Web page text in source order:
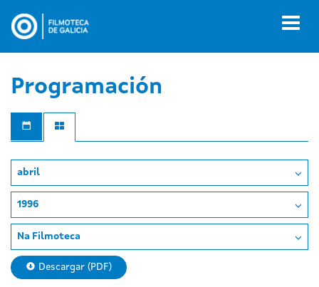
contido
Programación
abril
1996
Na Filmoteca
Descargar (PDF)